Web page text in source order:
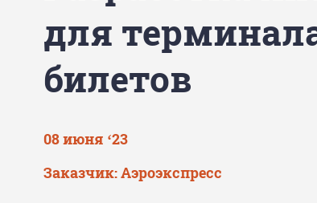
для
билетов
08 июня ‘23
Заказчик: Аэроэкспресс